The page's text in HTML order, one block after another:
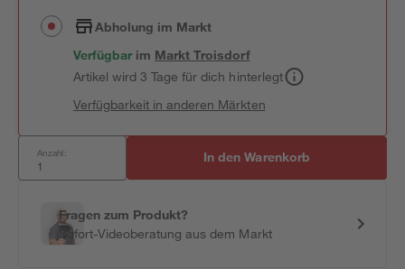
Abholung im Markt
Verfügbar im MarktTroisdorf
Artikel wird 3 Tage für dich hinterlegt
Verfügbarkeit in anderen Märkten
Anzahl: In den Warenkorb
Fragen zum Produkt?
Sofort-Videoberatung aus dem Markt